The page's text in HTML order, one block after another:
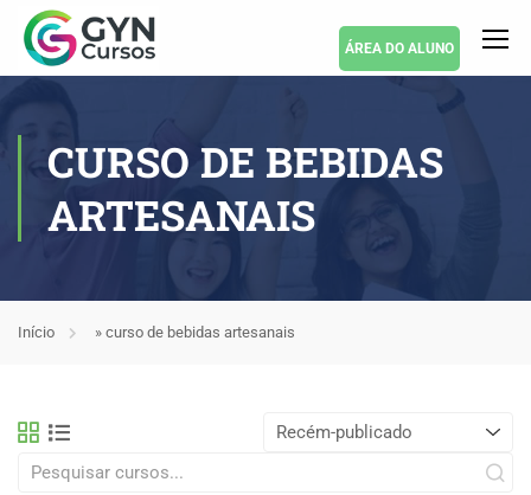
ÁREA DO ALUNO
CURSO DE BEBIDAS
ARTESANAIS
Início » curso de bebidas artesanais